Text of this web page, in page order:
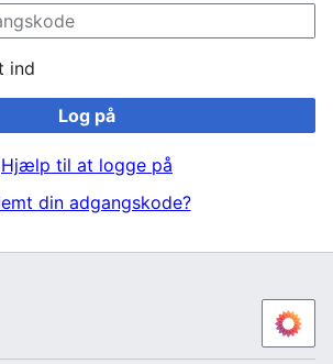
ind
Log på
Hjælp til at logge på
din adgangskode?